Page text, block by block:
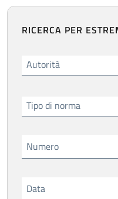
RICERCA PER
Autorità
Tipo di norma
Numero
Data